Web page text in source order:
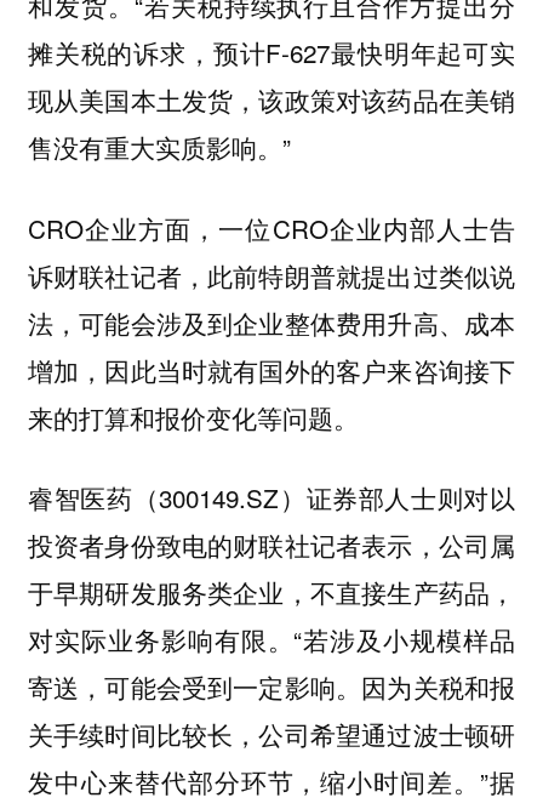
摊关税的诉求，预计F-627最快明年起可实
现从美国本土发货，该政策对该药品在美销
售没有重大实质影响。”
CRO企业方面，一位CRO企业内部人士告
诉财联社记者，此前特朗普就提出过类似说
法，可能会涉及到企业整体费用升高、成本
增加，因此当时就有国外的客户来咨询接下
来的打算和报价变化等问题。
睿智医药（300149.SZ）证券部人士则对以
投资者身份致电的财联社记者表示，公司属
于早期研发服务类企业，不直接生产药品，
对实际业务影响有限。“若涉及小规模样品
寄送，可能会受到一定影响。因为关税和报
关手续时间比较长，公司希望通过波士顿研
发中心来替代部分环节，缩小时间差。”据